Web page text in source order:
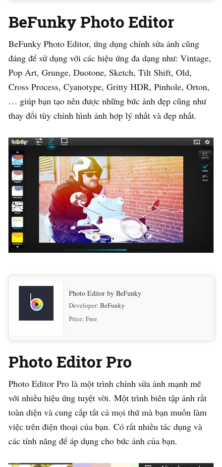
BeFunky Photo Editor
BeFunky Photo Editor, ứng dụng chỉnh sửa ảnh cũng
đáng để sử dụng với các hiệu ứng đa dạng như: Vintage,
Pop Art, Grunge, Duotone, Sketch, Tilt Shift, Old,
Cross Process, Cyanotype, Gritty HDR, Pinhole, Orton,
… giúp bạn tạo nên được những bức ảnh đẹp cũng như
thay đổi tùy chỉnh hình ảnh hợp lý nhất và đẹp nhất.
Photo Editor by BeFunky
Developer: BeFunky
Price: Free
Photo Editor Pro
Photo Editor Pro là một trình chỉnh sửa ảnh mạnh mẽ
với nhiều hiệu ứng tuyệt vời. Một trình biên tập ảnh rất
toàn diện và cung cấp tất cả mọi thứ mà bạn muốn làm
việc trên điện thoại của bạn. Có rất nhiều tác dụng và
các tính năng để áp dụng cho bức ảnh của bạn.